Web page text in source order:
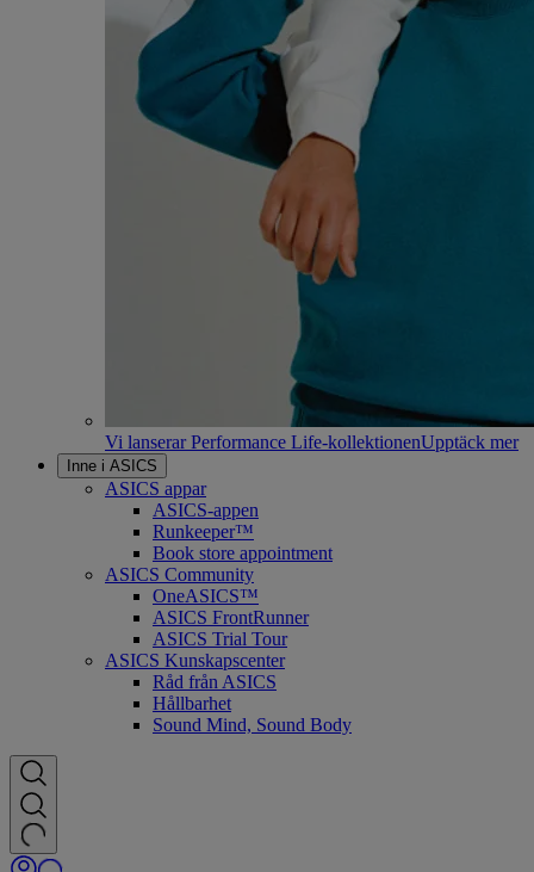
Vi lanserar Performance Life-kollektionenUpptäck mer
Inne i ASICS
ASICS appar
ASICS-appen
Runkeeper™
Book store appointment
ASICS Community
OneASICS™
ASICS FrontRunner
ASICS Trial Tour
ASICS Kunskapscenter
Råd från ASICS
Hållbarhet
Sound Mind, Sound Body